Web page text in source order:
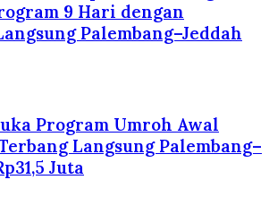
9 Hari dengan
Palembang–Jeddah
Program Umroh Awal
Langsung Palembang–
Juta